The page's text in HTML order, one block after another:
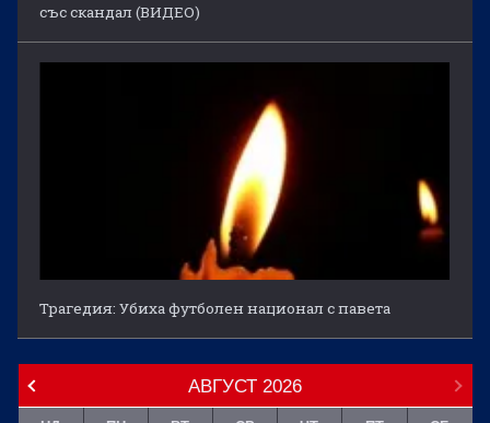
със скандал (ВИДЕО)
Трагедия: Убиха футболен национал с павета
АВГУСТ 2026